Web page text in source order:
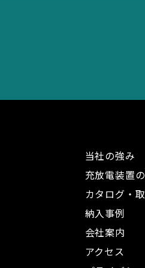
当社の強み
充放電装置
カタログ・
納入事例
会社案内
アクセス